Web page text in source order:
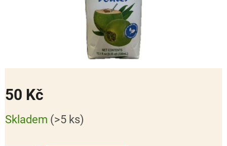
50 Kč
cena:
Skladem (>5 ks)